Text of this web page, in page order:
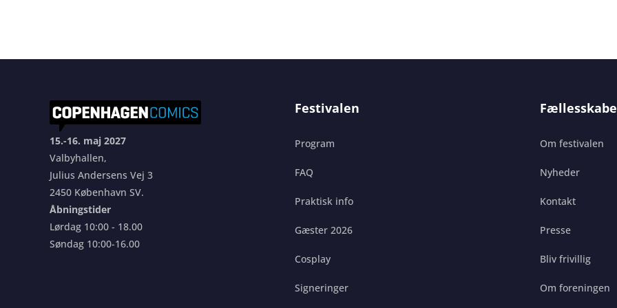
15.-16. maj 2027
Valbyhallen,
Julius Andersens Vej 3
2450 København SV.
Åbningstider
Lørdag 10:00 - 18.00
Søndag 10:00-16.00
Festivalen
Program
FAQ
Praktisk info
Gæster 2026
Cosplay
Signeringer
Om festivalen
Nyheder
Kontakt
Presse
Bliv frivillig
Om foreningen